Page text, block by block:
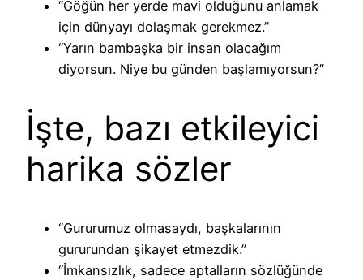
“Göğün her yerde mavi olduğunu anlamak
için dünyayı dolaşmak gerekmez.”
“Yarın bambaşka bir insan olacağım
diyorsun. Niye bu günden başlamıyorsun?”
İşte, bazı etkileyici
harika sözler
“Gururumuz olmasaydı, başkalarının
gururundan şikayet etmezdik.”
“İmkansızlık, sadece aptalların sözlüğünde